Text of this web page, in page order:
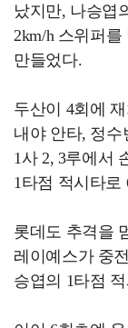
났지만, 나승엽
2km/h 스위퍼
만들었다.
두산이 4회에
내야 안타, 정
1사 2, 3루에서
1타점 적시타로
롯데도 추격을
레이예스가 중
승엽의 1타점